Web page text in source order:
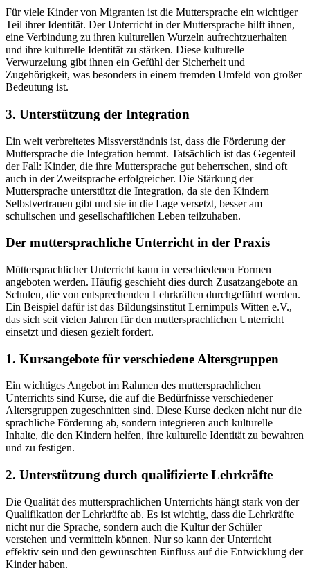
Für viele Kinder von Migranten ist die Muttersprache ein wichtiger
Teil ihrer Identität. Der Unterricht in der Muttersprache hilft ihnen,
eine Verbindung zu ihren kulturellen Wurzeln aufrechtzuerhalten
und ihre kulturelle Identität zu stärken. Diese kulturelle
Verwurzelung gibt ihnen ein Gefühl der Sicherheit und
Zugehörigkeit, was besonders in einem fremden Umfeld von großer
Bedeutung ist.
3. Unterstützung der Integration
Ein weit verbreitetes Missverständnis ist, dass die Förderung der
Muttersprache die Integration hemmt. Tatsächlich ist das Gegenteil
der Fall: Kinder, die ihre Muttersprache gut beherrschen, sind oft
auch in der Zweitsprache erfolgreicher. Die Stärkung der
Muttersprache unterstützt die Integration, da sie den Kindern
Selbstvertrauen gibt und sie in die Lage versetzt, besser am
schulischen und gesellschaftlichen Leben teilzuhaben.
Der muttersprachliche Unterricht in der Praxis
Müttersprachlicher Unterricht kann in verschiedenen Formen
angeboten werden. Häufig geschieht dies durch Zusatzangebote an
Schulen, die von entsprechenden Lehrkräften durchgeführt werden.
Ein Beispiel dafür ist das Bildungsinstitut Lernimpuls Witten e.V.,
das sich seit vielen Jahren für den muttersprachlichen Unterricht
einsetzt und diesen gezielt fördert.
1. Kursangebote für verschiedene Altersgruppen
Ein wichtiges Angebot im Rahmen des muttersprachlichen
Unterrichts sind Kurse, die auf die Bedürfnisse verschiedener
Altersgruppen zugeschnitten sind. Diese Kurse decken nicht nur die
sprachliche Förderung ab, sondern integrieren auch kulturelle
Inhalte, die den Kindern helfen, ihre kulturelle Identität zu bewahren
und zu festigen.
2. Unterstützung durch qualifizierte Lehrkräfte
Die Qualität des muttersprachlichen Unterrichts hängt stark von der
Qualifikation der Lehrkräfte ab. Es ist wichtig, dass die Lehrkräfte
nicht nur die Sprache, sondern auch die Kultur der Schüler
verstehen und vermitteln können. Nur so kann der Unterricht
effektiv sein und den gewünschten Einfluss auf die Entwicklung der
Kinder haben.